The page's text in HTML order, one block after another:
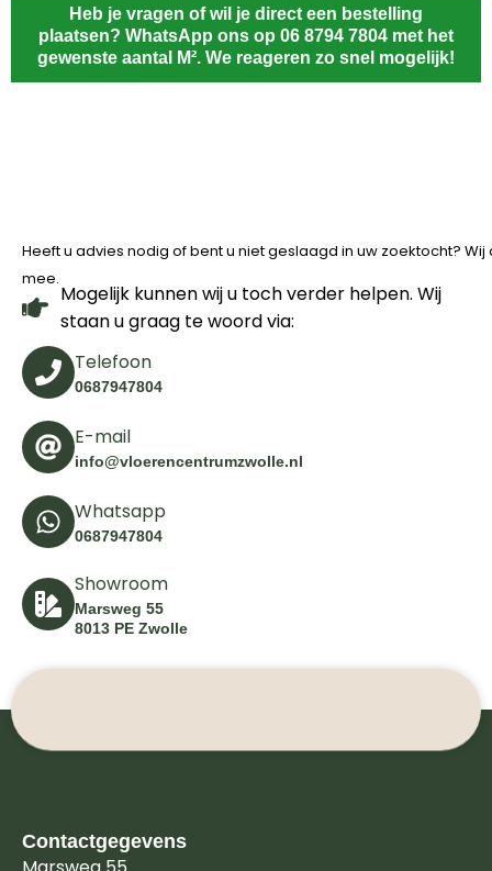
Heb je vragen of wil je direct een bestelling
plaatsen? WhatsApp ons op 06 8794 7804 met het
gewenste aantal M². We reageren zo snel mogelijk!
Heeft u advies nodig of bent u niet geslaagd in uw zoektocht?
mee.
Mogelijk kunnen wij u toch verder helpen. Wij
staan u graag te woord via:
Telefoon
0687947804
E-mail
info@vloerencentrumzwolle.nl
Whatsapp
0687947804
Showroom
Marsweg 55
8013 PE Zwolle
Contactgegevens